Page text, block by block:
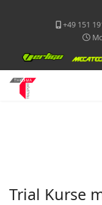
+49 151
Trial Kurse